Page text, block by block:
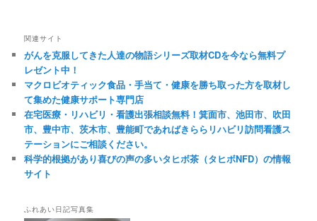
関連サイト
がんを克服してきた人達の物語シリーズ取材CDを今なら無料プ
レゼント中！
マクロビオティック食品・手当て・健康を勝ち取った方を取材し
て集めた健康サポート専門店
在宅医療・リハビリ・看護出張相談無料！箕面市、池田市、吹田
市、豊中市、茨木市、豊能町であればきららリハビリ訪問看護ス
テーションにご相談ください。
科学的根拠があり喜びの声の多いタヒボ茶（タヒボNFD）の情報
サイト
ふれあい日記写真集